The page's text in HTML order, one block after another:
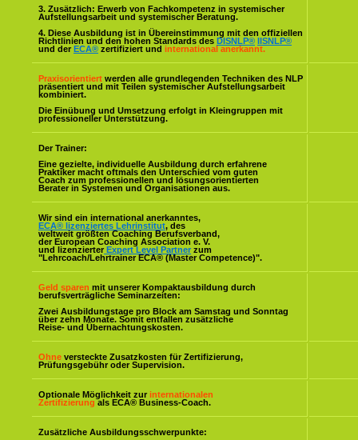
3. Zusätzlich: Erwerb von Fachkompetenz in systemischer
Aufstellungsarbeit und systemischer Beratung.
4. Diese Ausbildung ist in Übereinstimmung mit den offiziellen
Richtlinien und den hohen Standards des DISNLP® IISNLP®
und der ECA® zertifiziert und international anerkannt.
Praxisorientiert werden alle grundlegenden Techniken des NLP
präsentiert und mit Teilen systemischer Aufstellungsarbeit
kombiniert.
Die Einübung und Umsetzung erfolgt in Kleingruppen mit
professioneller Unterstützung.
Der Trainer:
Eine gezielte, individuelle Ausbildung durch erfahrene
Praktiker macht oftmals den Unterschied vom guten
Coach zum professionellen und lösungsorientierten
Berater in Systemen und Organisationen aus.
Wir sind ein international anerkanntes,
ECA® lizenziertes Lehrinstitut, des
weltweit größten Coaching Berufsverband,
der European Coaching Association e. V.
und lizenzierter Expert Level Partner zum
"Lehrcoach/Lehrtrainer ECA® (Master Competence)".
Geld sparen mit unserer Kompaktausbildung durch
berufsverträgliche Seminarzeiten:
Zwei Ausbildungstage pro Block am Samstag und Sonntag
über zehn Monate. Somit entfallen zusätzliche
Reise- und Übernachtungskosten.
Ohne versteckte Zusatzkosten für Zertifizierung,
Prüfungsgebühr oder Supervision.
Optionale Möglichkeit zur internationalen
Zertifizierungals ECA® Business-Coach.
Zusätzliche Ausbildungsschwerpunkte: